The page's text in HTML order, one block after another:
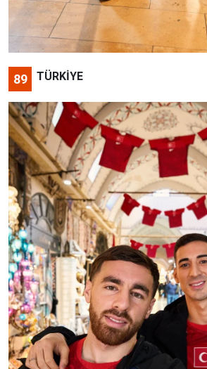
89 TÜRKİYE